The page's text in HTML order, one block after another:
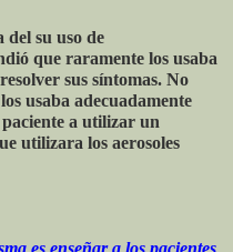
del su uso de
que raramente los usaba
sus síntomas. No
usaba adecuadamente
paciente a utilizar un
utilizara los aerosoles
es enseñar a los pacientes